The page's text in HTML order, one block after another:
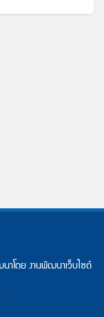
โดย งานพัฒนาเว็บไซต์